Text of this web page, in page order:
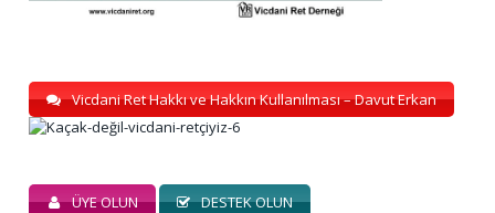
Vicdani Ret Hakkı ve Hakkın Kullanılması – Davut Erkan
ÜYE OLUN DESTEK OLUN